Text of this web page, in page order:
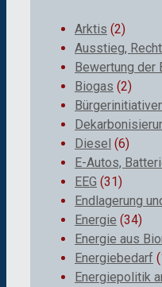
Arktis (2)
Ausstieg, Recht
Bewertung der
Biogas (2)
Diesel (6)
E-Autos,
EEG (31)
Endlagerung
Energie (34)
Energie aus
Energiebedarf
Energiepolitik